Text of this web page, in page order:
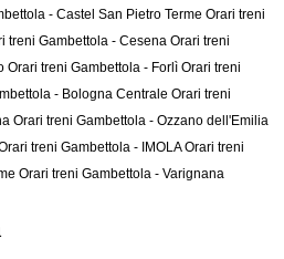
- Castel San Pietro Terme Orari treni
treni Gambettola - Cesena Orari treni
Orari treni Gambettola - Forlì Orari treni
- Bologna Centrale Orari treni
Orari treni Gambettola - Ozzano dell'Emilia
treni Gambettola - IMOLAOrari treni
Orari treni Gambettola - Varignana